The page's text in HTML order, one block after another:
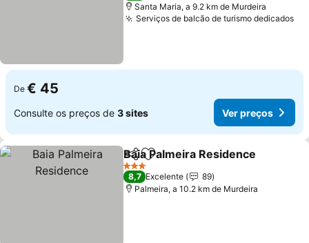
Santa Maria, a 9.2 km de Murdeira
Serviços de balcão de turismo dedicados
De € 45
Consulte os preços de 3 sites Ver preços
PartilharAdicionar aos favoritos
Baia Palmeira Residence
3 Estrelas
8,7 Excelente
89
Palmeira, a 10.2 km de Murdeira